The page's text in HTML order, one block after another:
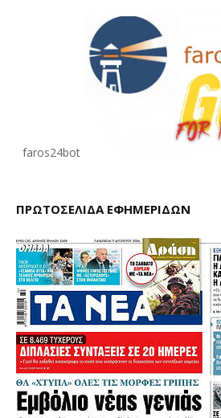
faros24bot
ΠΡΩΤΟΣΕΛΙΔΑ ΕΦΗΜΕΡΙΔΩΝ